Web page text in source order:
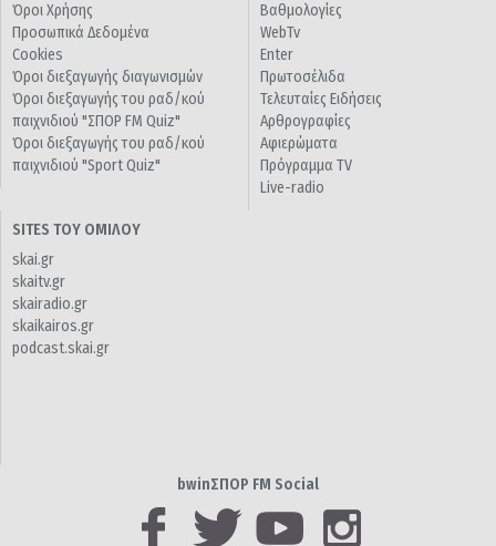
Όροι Χρήσης
Προσωπικά Δεδομένα
Cookies
Όροι διεξαγωγής διαγωνισμών
Όροι διεξαγωγής του ραδ/κού
παιχνιδιού "ΣΠΟΡ FM Quiz"
Όροι διεξαγωγής του ραδ/κού
παιχνιδιού "Sport Quiz"
Βαθμολογίες
WebTv
Enter
Πρωτοσέλιδα
Τελευταίες Ειδήσεις
Αρθρογραφίες
Αφιερώματα
Πρόγραμμα TV
Live-radio
SITES ΤΟΥ ΟΜΙΛΟΥ
skai.gr
skaitv.gr
skairadio.gr
skaikairos.gr
podcast.skai.gr
bwinΣΠΟΡ FM Social